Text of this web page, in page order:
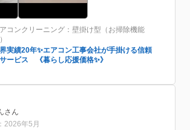
(作業できるのか事前に相談していました)
にお願いします！
コンクリーニング：壁掛け型（お掃除機能
実績20年✨エアコン工事会社が手掛ける信頼
ービス 《暮らし応援価格✨》
さん
2026年5月